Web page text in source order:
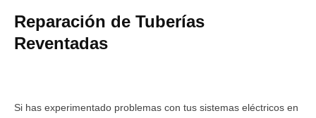
Reparación de Tuberías
Reventadas
Si has experimentado problemas con tus sistemas eléctricos en